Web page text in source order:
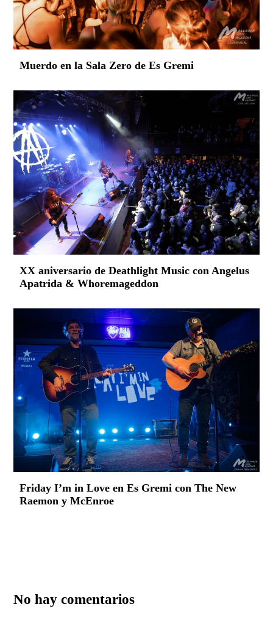
Muerdo en la Sala Zero de Es Gremi
XX aniversario de Deathlight Music con Angelus
Apatrida & Whoremageddon
Friday I’m in Love en Es Gremi con The New
Raemon y McEnroe
No hay comentarios